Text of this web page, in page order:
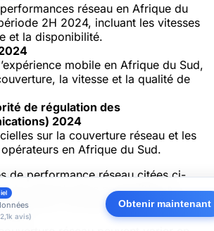
réseau en Afrique du
2H 2024, incluant les vitesses
et la disponibilité.
mobile en Afrique du Sud,
la vitesse et la qualité de
de régulation des
2024
sur la couverture réseau et les
en Afrique du Sud.
de performance réseau citées ci-
de rapports tiers accessibles au
Speedtest Intelligence et les rapports
avis)
Obtenir maintenant